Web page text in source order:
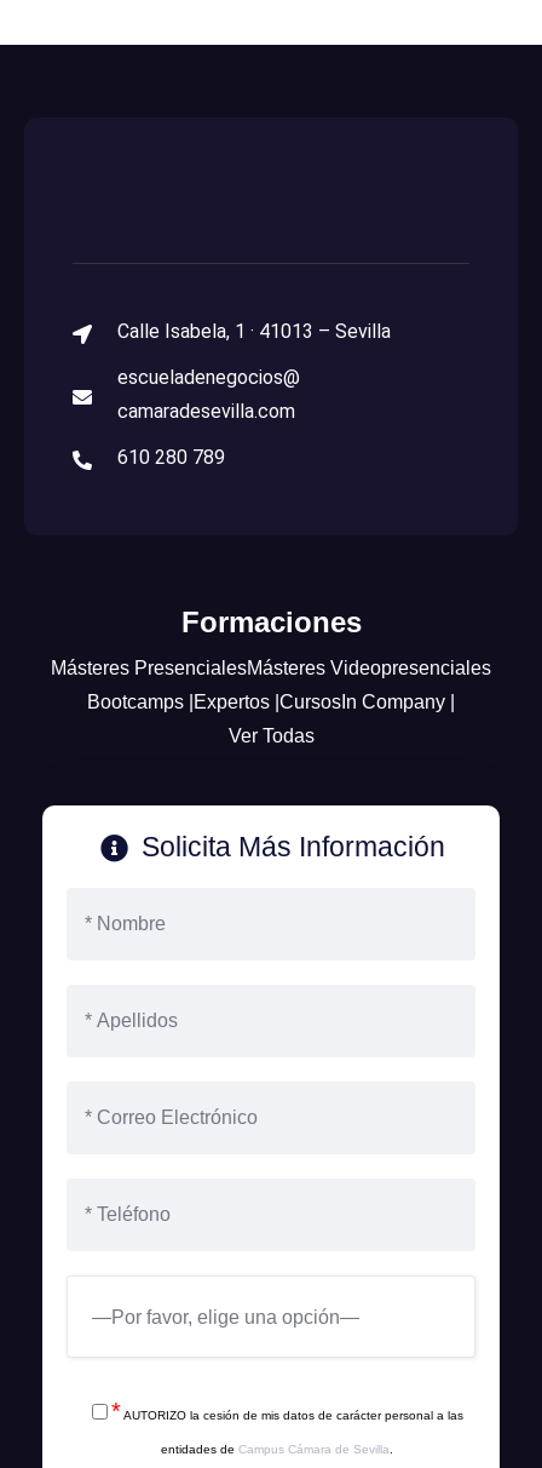
Calle Isabela, 1 · 41013 – Sevilla
escueladenegocios@
camaradesevilla.com
610 280 789
Formaciones
Másteres PresencialesMásteres Videopresenciales
Bootcamps | Expertos | Cursos In Company |
Ver Todas
Solicita Más Información
* AUTORIZO la cesión de mis datos de carácter personal a las
entidades de Campus Cámara de Sevilla